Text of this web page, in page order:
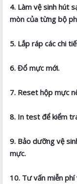
4. Làm vệ sinh hút
mòn của từng bộ
5. Lắp ráp các chi
6. Đổ mực mới.
7. Reset hộp mực
8. In test để kiểm
9. Bảo dưỡng vệ
mực.
10. Tư vấn miễn